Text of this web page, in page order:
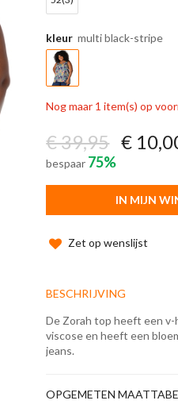
kleur multi black-stripe
Nog maar 1 item(s) op
€ 39,95 €
bespaar 75%
IN MIJN
Zet op wenslijst
BESCHRIJVING
De Zorah top heeft een v-
viscose en heeft een
jeans.
OPGEMETEN